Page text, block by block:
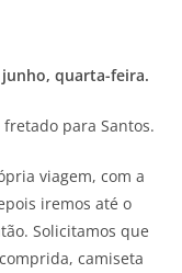
junho, quarta-feira.
para Santos.
viagem, com a
iremos até o
Solicitamos que
camiseta